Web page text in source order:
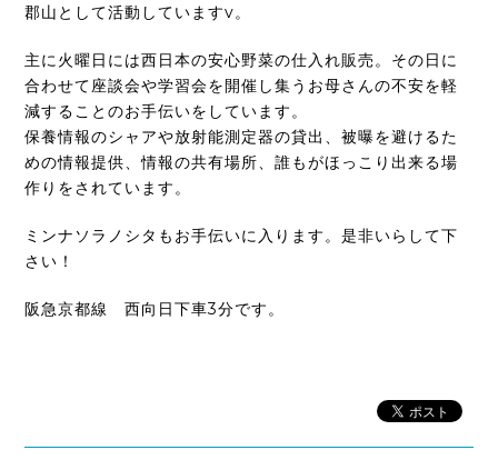
郡山として活動していますv。
主に火曜日には西日本の安心野菜の仕入れ販売。その日に
合わせて座談会や学習会を開催し集うお母さんの不安を軽
減することのお手伝いをしています。
保養情報のシャアや放射能測定器の貸出、被曝を避けるた
めの情報提供、情報の共有場所、誰もがほっこり出来る場
作りをされています。
ミンナソラノシタもお手伝いに入ります。是非いらして下
さい！
阪急京都線 西向日下車3分です。